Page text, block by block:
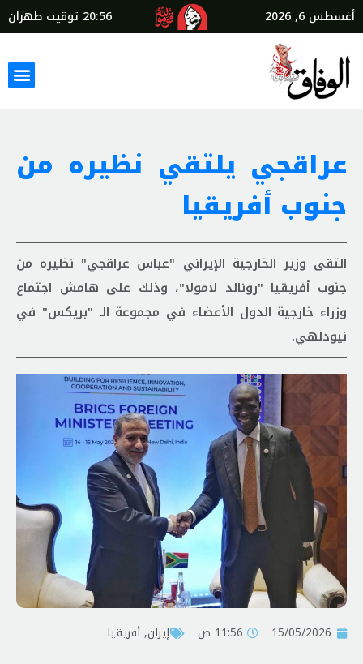
أغسطس 6, 2026 20:56 توقيت طهران
عراقجي يلتقي نظيره من
جنوب أفريقيا
التقى وزير الخارجية الإيراني "عباس عراقجي" نظيره من
جنوب أفريقيا "رونالد لامولا"، وذلك على هامش اجتماع
وزراء خارجية الدول الأعضاء في مجموعة الـ "بريكس" في
نيودلهي.
15/05/2026 11:56 ص إيران,أفريقيا